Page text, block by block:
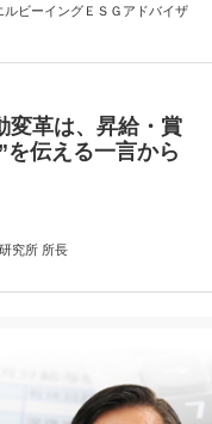
ビーイングＥＳＧアドバイザ
革は、昇給・賞
を伝える一言から
究所 所長